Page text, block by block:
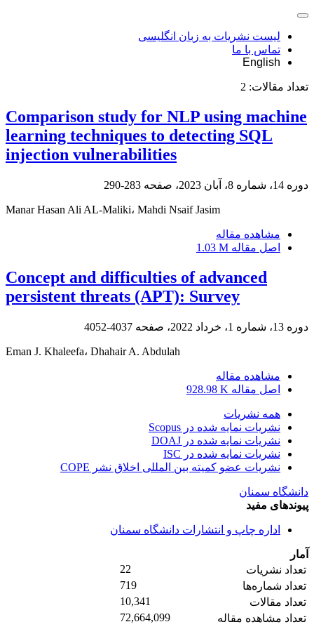
لیست نشریات به زبان انگلیسی
تماس با ما
English
تعداد مقالات: 2
Comparison study for NLP using machine
learning techniques to detecting SQL
injection vulnerabilities
دوره 14، شماره 8، آبان 2023، صفحه 283-290
Manar Hasan Ali AL-Maliki، Mahdi Nsaif Jasim
مشاهده مقاله
اصل مقاله 1.03 M
Concept and difficulties of advanced
persistent threats (APT): Survey
دوره 13، شماره 1، خرداد 2022، صفحه 4037-4052
Eman J. Khaleefa، Dhahair A. Abdulah
مشاهده مقاله
اصل مقاله 928.98 K
همه نشریات
نشریات نمایه شده در Scopus
نشریات نمایه شده در DOAJ
نشریات نمایه شده در ISC
نشریات عضو کمیته بین المللی اخلاق نشر COPE
دانشگاه سمنان
پیوندهای مفید
اداره چاپ و انتشارات دانشگاه سمنان
آمار
تعداد نشریات
22
تعداد شماره‌ها
719
تعداد مقالات
10,341
تعداد مشاهده مقاله
72,664,099